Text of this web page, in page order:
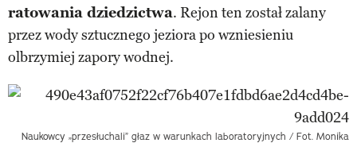
ratowania dziedzictwa. Rejon ten został zalany
przez wody sztucznego jeziora po wzniesieniu
olbrzymiej zapory wodnej.
Naukowcy „przesłuchali” głaz w warunkach laboratoryjnych / Fot. Monika